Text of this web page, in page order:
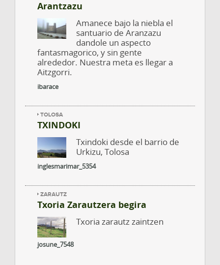
Arantzazu
Amanece bajo la niebla el
santuario de Aranzazu
dandole un aspecto
fantasmagorico, y sin gente
alrededor. Nuestra meta es llegar a
Aitzgorri.
ibarace
TOLOSA
TXINDOKI
Txindoki desde el barrio de
Urkizu, Tolosa
inglesmarimar_5354
ZARAUTZ
Txoria Zarautzera begira
Txoria zarautz zaintzen
josune_7548